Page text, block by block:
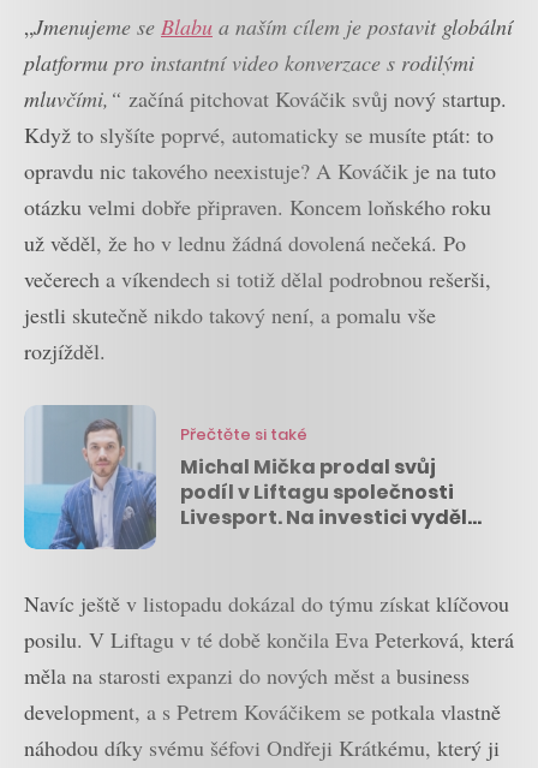
„Jmenujeme se Blabu a naším cílem je postavit globální
platformu pro instantní video konverzace s rodilými
mluvčími,“ začíná pitchovat Kováčik svůj nový startup.
Když to slyšíte poprvé, automaticky se musíte ptát: to
opravdu nic takového neexistuje? A Kováčik je na tuto
otázku velmi dobře připraven. Koncem loňského roku
už věděl, že ho v lednu žádná dovolená nečeká. Po
večerech a víkendech si totiž dělal podrobnou rešerši,
jestli skutečně nikdo takový není, a pomalu vše
rozjížděl.
Přečtěte si také
Michal Mička prodal svůj
podíl v Liftagu společnosti
Livesport. Na investici vydělal
Navíc ještě v listopadu dokázal do týmu získat klíčovou
posilu. V Liftagu v té době končila Eva Peterková, která
měla na starosti expanzi do nových měst a business
development, a s Petrem Kováčikem se potkala vlastně
náhodou díky svému šéfovi Ondřeji Krátkému, který ji